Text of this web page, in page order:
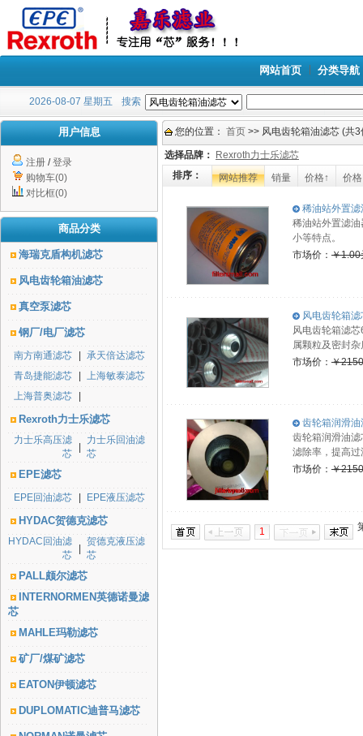
网站首页 分类导航
2026-08-07 星期五 搜索
用户信息
注册 /登录
购物车(0)
对比框(0)
商品分类
海瑞克盾构机滤芯
风电齿轮箱油滤芯
真空泵滤芯
钢厂/电厂滤芯
南方南通滤芯
承天倍达滤芯
青岛捷能滤芯
上海敏泰滤芯
上海普奥滤芯
Rexroth力士乐滤芯
力士乐高压滤
芯
力士乐回油滤
芯
EPE滤芯
EPE回油滤芯 EPE液压滤芯
HYDAC贺德克滤芯
HYDAC回油滤
芯
贺德克液压滤
芯
PALL颇尔滤芯
INTERNORMEN英德诺曼滤
芯
MAHLE玛勒滤芯
矿厂/煤矿滤芯
EATON伊顿滤芯
DUPLOMATIC迪普马滤芯
您的位置： 首页 >> 风电齿轮箱油滤芯 (共
选择品牌：
Rexroth力士乐滤芯
排序：
网站推荐 销量 价格↑ 价
稀油站外置
稀油站外置滤
小等特点。
市场价： ￥1.00
风电齿轮箱
风电齿轮箱滤
属颗粒及密封
市场价： ￥
齿轮箱润滑
齿轮箱润滑油
滤除率，提高过
市场价： ￥
1